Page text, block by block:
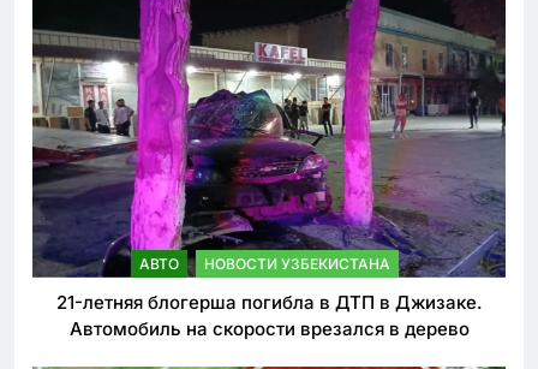
АВТО НОВОСТИ УЗБЕКИСТАНА
21-летняя блогерша погибла в ДТП в Джизаке.
Автомобиль на скорости врезался в дерево